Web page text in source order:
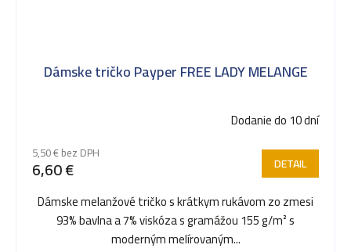
Dámske tričko Payper FREE LADY MELANGE
Dodanie do 10 dní
5,50 € bez DPH
6,60 € DETAIL
Dámske melanžové tričko s krátkym rukávom zo zmesi
93% bavlna a 7% viskóza s gramážou 155 g/m² s
moderným melírovaným...